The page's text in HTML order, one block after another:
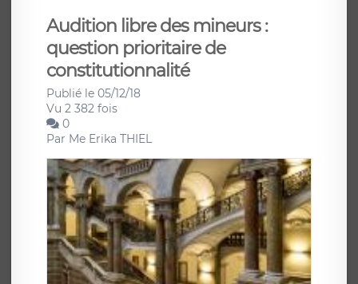
Audition libre des mineurs :
question prioritaire de
constitutionnalité
Publié le 05/12/18
Vu 2 382 fois
0
Par Me Erika THIEL